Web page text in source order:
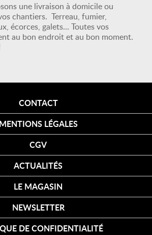
une livraison à domicile ou
chantiers. Terreau, fumier,
écorces, galets... Toutes vos
au bon endroit et au bon moment.
CONTACT
MENTIONS LÉGALES
CGV
ACTUALITÉS
LE MAGASIN
NEWSLETTER
DE CONFIDENTIALITÉ